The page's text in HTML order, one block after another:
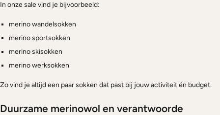
In onze sale vind je bijvoorbeeld:
merino wandelsokken
merino sportsokken
merino skisokken
merino werksokken
Zo vind je altijd een paar sokken dat past bij jouw activiteit én budget.
Duurzame merinowol en verantwoorde